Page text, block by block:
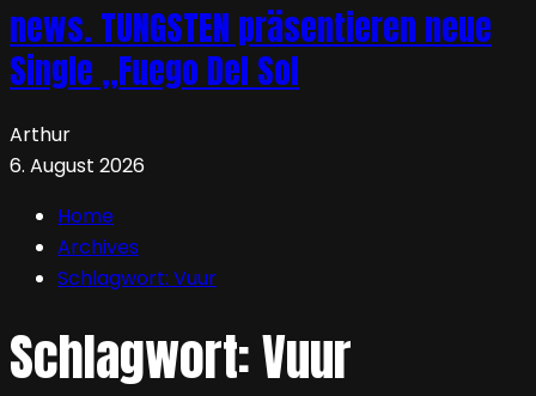
news. TUNGSTEN präsentieren neue
Single „Fuego Del Sol
Arthur
6. August 2026
Home
Archives
Schlagwort: Vuur
Schlagwort:Vuur